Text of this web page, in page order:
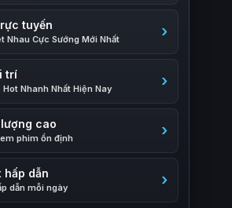
tuyến
Nhau Cực Sướng Mới Nhất
trí
Hot Nhanh Nhất Hiện Nay
cao
phim ổn định
hấp dẫn
dẫn mỗi ngày